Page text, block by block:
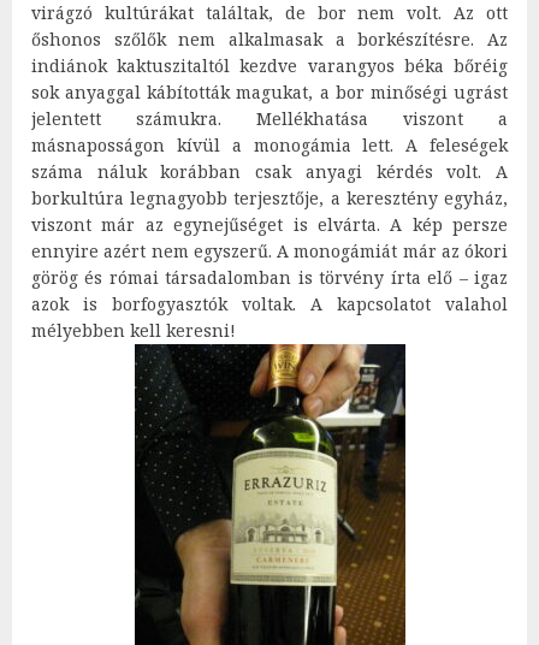
virágzó kultúrákat találtak, de bor nem volt. Az ott
őshonos szőlők nem alkalmasak a borkészítésre. Az
indiánok kaktuszitaltól kezdve varangyos béka bőréig
sok anyaggal kábították magukat, a bor minőségi ugrást
jelentett számukra. Mellékhatása viszont a
másnaposságon kívül a monogámia lett. A feleségek
száma náluk korábban csak anyagi kérdés volt. A
borkultúra legnagyobb terjesztője, a keresztény egyház,
viszont már az egynejűséget is elvárta. A kép persze
ennyire azért nem egyszerű. A monogámiát már az ókori
görög és római társadalomban is törvény írta elő – igaz
azok is borfogyasztók voltak. A kapcsolatot valahol
mélyebben kell keresni!